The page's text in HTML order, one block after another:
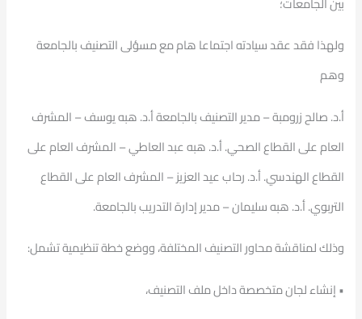
ولهذا فقد عقد سيادته اجتماعا هام مع مسؤلى التصنيف بالجامعة
وهم
أ.د. صالح زرومبة – مدير التصنيف بالجامعة أ.د. هبه يوسف – المشرف
العام على القطاع الصحي. أ.د. هبه عبد العاطي – المشرف العام على
القطاع الهندسي. أ.د. رحاب عيد العزيز – المشرف العام على القطاع
التربوي. أ.د. هبه سليمان – مدير إدارة التدريب بالجامعة.
وذلك لمناقشة محاور التصنيف المختلفة، ووضع خطة تنظيمية تشمل:
• إنشاء لجان متخصصة داخل ملف التصنيف،